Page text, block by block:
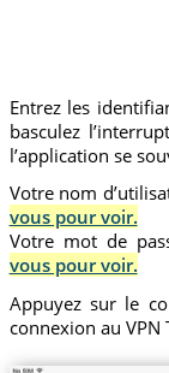
Entrez les
basculez
l’application se
Votre nom
vous pour voir.
Votre mot de
vous pour voir.
Appuyez sur le
connexion au VPN